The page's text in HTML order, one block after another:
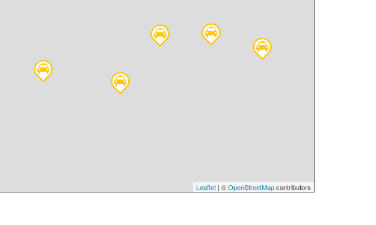
Leaflet | ©OpenStreetMapcontributors